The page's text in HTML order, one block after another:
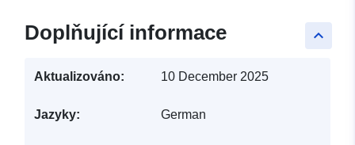
keyboard_arrow_up
Doplňující informace
Aktualizováno: 10 December 2025
Jazyky: German